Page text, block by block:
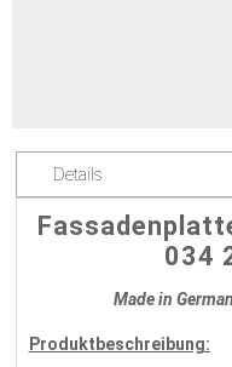
Details
034
Made in
Produktbeschreibung: